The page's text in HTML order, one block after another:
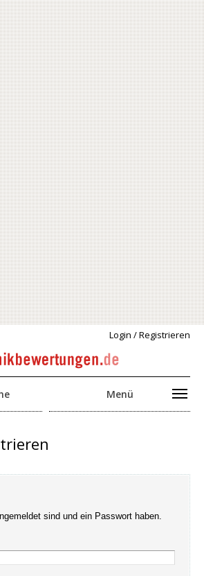
Login / Registrieren
Menü
sind und ein Passwort haben.